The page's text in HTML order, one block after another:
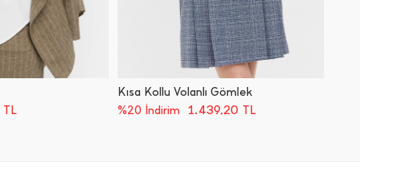
TL
Kısa Kollu Volanlı Gömlek
%20 İndirim
1.439,20 TL